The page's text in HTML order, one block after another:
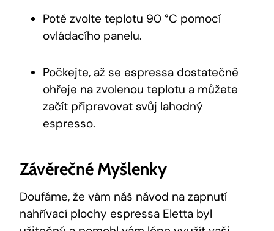
Poté zvolte teplotu 90 °C pomocí
ovládacího panelu.
Počkejte, až se espressa dostatečně
ohřeje na zvolenou teplotu a můžete
začít připravovat svůj lahodný
espresso.
Závěrečné Myšlenky
Doufáme, že vám náš návod na zapnutí
nahřívací plochy espressa Eletta byl